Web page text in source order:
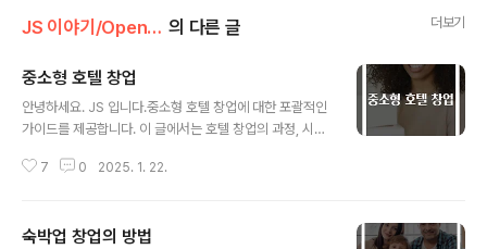
JS 이야기/Open AI 의 다른 글 더보기
​중소형 호텔 창업
안녕하세요. JS 입니다.중소형 호텔 창업에 대한 포괄적인
가이드를 제공합니다. 이 글에서는 호텔 창업의 과정, 시장
층적으로 다룹니다. 중소형 호텔 창업의 개요 호텔 산업은
호텔의 대안으로, 개인적인 서비스와 독특한 경험을 제공
7 0 2025. 1. 22.
​숙박업 창업의 방법